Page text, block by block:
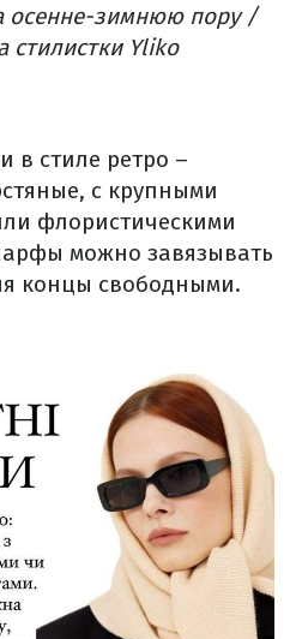
осенне-зимнюю пору /
стилистки Yliko
в стиле ретро –
с крупными
флористическими
можно завязывать
концы свободными.